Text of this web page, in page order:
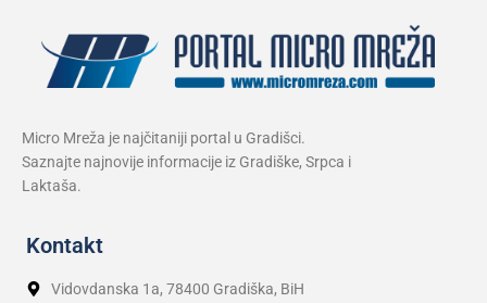
Micro Mreža je najčitaniji portal u Gradišci.
Saznajte najnovije informacije iz Gradiške, Srpca i
Laktaša.
Kontakt
Vidovdanska 1a, 78400 Gradiška, BiH